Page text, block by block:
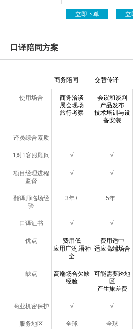
立即下单 立
口译陪同方案
商务陪同 交替传译
使用场合
商务洽谈
展会现场
旅行考察
会议和谈判
产品发布
技术培训与设
备安装
译员综合素质
1对1客服顾问 √ √
项目经理进程
监督
√ √
翻译师临场经
验
3年+ 5年+
口译证书 √ √
优点
费用低
应用广泛,语种
全
费用适中
适应高端场合
缺点
高端场合欠缺
经验
可能需要跨地
区
产生旅差费
商业机密保护 √ √
服务地区 全球 全球